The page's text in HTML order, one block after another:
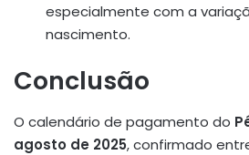
especialmente com a
nascimento.
Conclusão
O calendário de pagamento do
agosto de 2025, confirmado